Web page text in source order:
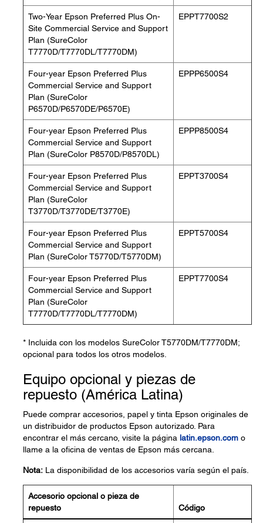
Two-Year Epson Preferred Plus On-
Site Commercial Service and Support
Plan (SureColor
T7770D/T7770DL/T7770DM)
EPPT7700S2
Four-year Epson Preferred Plus
Commercial Service and Support
Plan (SureColor
P6570D/P6570DE/P6570E)
EPPP6500S4
Four-year Epson Preferred Plus
Commercial Service and Support
Plan (SureColor P8570D/P8570DL)
EPPP8500S4
Four-year Epson Preferred Plus
Commercial Service and Support
Plan (SureColor
T3770D/T3770DE/T3770E)
EPPT3700S4
Four-year Epson Preferred Plus
Commercial Service and Support
Plan (SureColor T5770D/T5770DM)
EPPT5700S4
Four-year Epson Preferred Plus
Commercial Service and Support
Plan (SureColor
T7770D/T7770DL/T7770DM)
EPPT7700S4
* Incluida con los modelos SureColor T5770DM/T7770DM;
opcional para todos los otros modelos.
Equipo opcional y piezas de
repuesto (América Latina)
Puede comprar accesorios, papel y tinta Epson originales de
un distribuidor de productos Epson autorizado. Para
encontrar el más cercano, visite la página latin.epson.com o
llame a la oficina de ventas de Epson más cercana.
Nota: La disponibilidad de los accesorios varía según el país.
Accesorio opcional o pieza de
repuesto
Código